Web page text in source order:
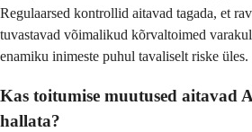
Regulaarsed kontrollid aitavad tagada, et
tuvastavad võimalikud kõrvaltoimed
enamiku inimeste puhul tavaliselt riske üles.
Kas toitumise muutused aitavad
hallata?